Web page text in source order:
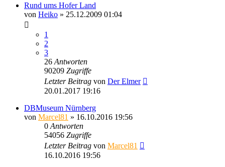
Rund ums Hofer Land
von Heiko » 25.12.2009 01:04
1
2
3
26 Antworten
90209 Zugriffe
Letzter Beitrag von Der Elmer
20.01.2017 19:16
DBMuseum Nürnberg
von Marcel81 » 16.10.2016 19:56
0 Antworten
54056 Zugriffe
Letzter Beitrag von Marcel81
16.10.2016 19:56